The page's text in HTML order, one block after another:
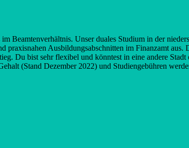
Unser duales Studium in der
Ausbildungsabschnitten im Finanzamt
Du bist sehr flexibel und könntest in eine andere
(Stand Dezember 2022) und Studiengebühren